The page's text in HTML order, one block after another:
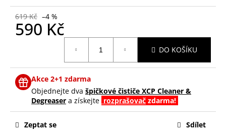
619 Kč –4 %
590 Kč
DO KOŠÍKU
Akce 2+1 zdarma
Objednejte dva špičkové čističe XCP Cleaner &
Degreaser a získejte rozprašovač zdarma!
Zeptat se Sdílet
m
e
BLOCKER
CLEAR
COAT
SPREJ
ML
476